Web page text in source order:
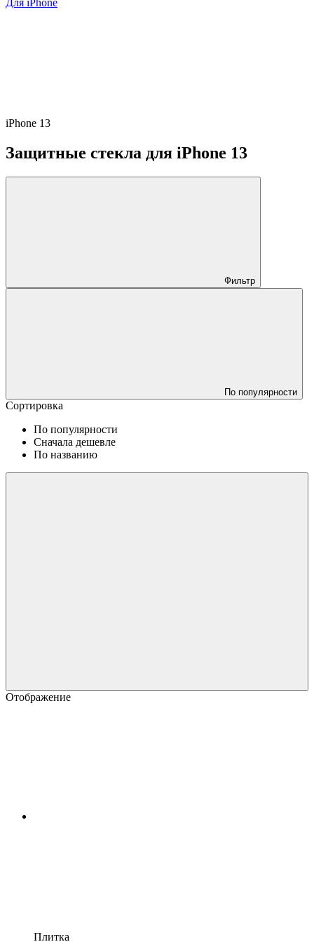
Для iPhone
iPhone 13
Защитные стекла для iPhone 13
Фильтр
По популярности
Сортировка
По популярности
Сначала дешевле
По названию
Отображение
Плитка